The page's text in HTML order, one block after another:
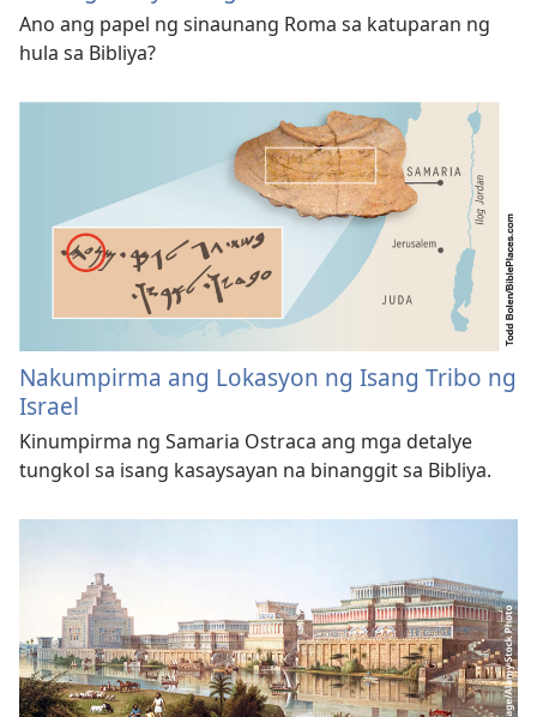
Ano ang papel ng sinaunang Roma sa katuparan ng
hula sa Bibliya?
Nakumpirma ang Lokasyon ng Isang Tribo ng
Israel
Kinumpirma ng Samaria Ostraca ang mga detalye
tungkol sa isang kasaysayan na binanggit sa Bibliya.